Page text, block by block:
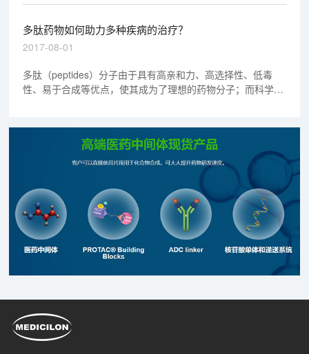
药业办公及研发场地不足问题，并推动无创连续血糖监测手
环、慢病管理平台等新项目的落地。
多肽药物如何助力多种疾病的治疗？
2017-08-01
多肽（peptides）分子由于具有高亲和力、高选择性、低毒
性、易于合成等优点，使其成为了理想的药物分子；而科学家
了整理，分享给大家！